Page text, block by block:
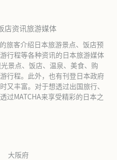
店资讯旅游媒体
旅客介绍日本旅游景点、饭店预
行程等各种资讯的日本旅游媒体
景点、饭店、温泉、美食、购
行程。此外，也有刊登日本政府
又丰富。对于想透过出国旅行、
过MATCHA来享受精彩的日本之
大阪府